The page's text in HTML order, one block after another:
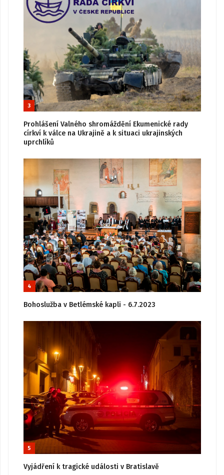
3
Prohlášení Valného shromáždění Ekumenické rady
církví k válce na Ukrajině a k situaci ukrajinských
uprchlíků
4
Bohoslužba v Betlémské kapli - 6.7.2023
5
Vyjádření k tragické události v Bratislavě